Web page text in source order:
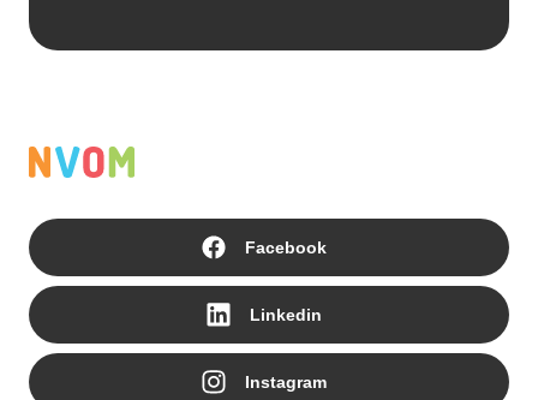
Facebook
Linkedin
Instagram